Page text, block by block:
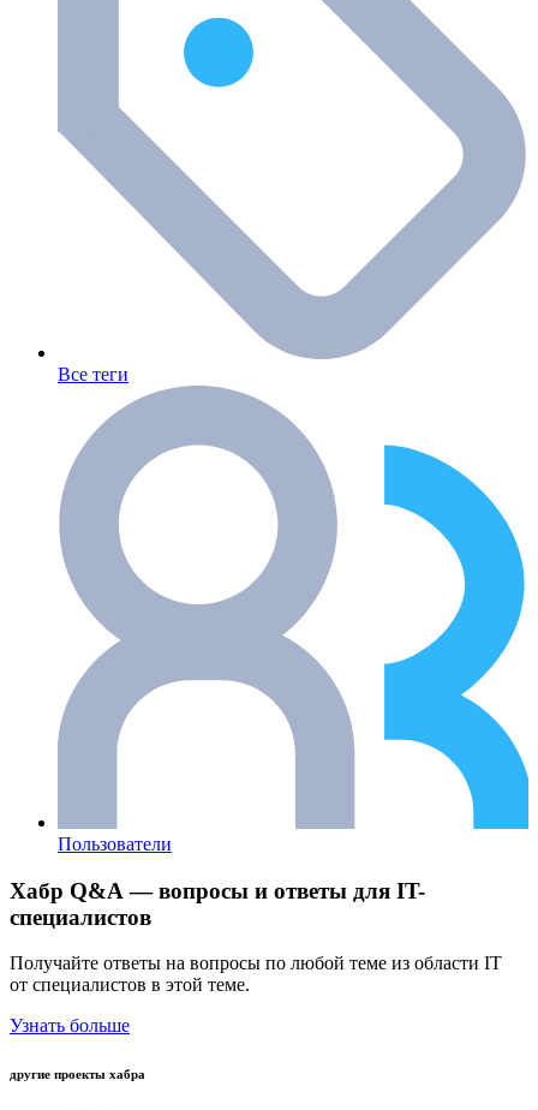
Все теги
Пользователи
Хабр Q&A — вопросы и ответы для IT-
специалистов
Получайте ответы на вопросы по любой теме из области IT
от специалистов в этой теме.
Узнать больше
другие проекты хабра